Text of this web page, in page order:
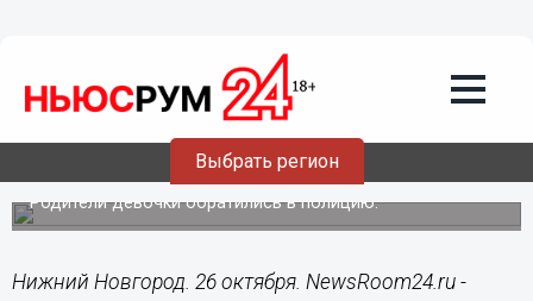
Выбрать регион
26.10.202212:41
Мужчина преследовал школьницу в
Родители девочки обратились в полицию.
Нижний Новгород. 26 октября. NewsRoom24.ru -